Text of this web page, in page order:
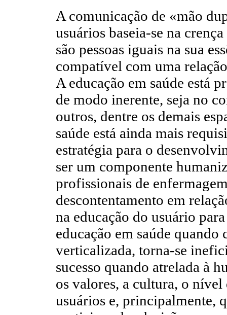
A comunicação de «mão
usuários baseia-se na
são pessoas iguais na sua
compatível com uma
A educação em saúde está
de modo inerente, seja no
outros, dentre os demais
saúde está ainda mais
estratégia para o
ser um componente
profissionais de
descontentamento em
na educação do usuário
educação em saúde
verticalizada, torna-se
sucesso quando atrelada à
os valores, a cultura, o nível
usuários e, principalmente,